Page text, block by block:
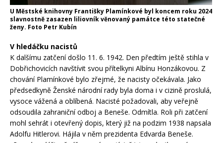
U Městské knihovny Františky Plamínkové byl koncem roku 2024
slavnostně zasazen liliovník věnovaný památce této statečné
ženy. Foto Petr Kubín
V hledáčku nacistů
K dalšímu zatčení došlo 11. 6. 1942. Den předtím ještě stihla v
Dobřichovicích navštívit svou přítelkyni Albínu Honzákovou. Z
chování Plamínkové bylo zřejmé, že nacisty očekávala. Jako
předsedkyně Ženské národní rady byla doma i v cizině proslulá,
vysoce vážená a oblíbená. Nacisté požadovali, aby veřejně
odsoudila zahraniční odboj a Beneše. Odmítla. Roli při zatčení
mohl sehrát i otevřený dopis, který již na podzim 1938 napsala
Adolfu Hitlerovi. Hájila v něm prezidenta Edvarda Beneše.